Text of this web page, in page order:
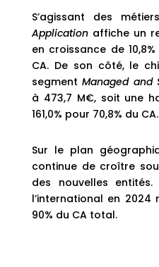
S’agissant des
Applicationaffiche un
en croissance de
CA. De son côté, le
segmentManaged and
à 473,7 M€, soit une
161,0% pour 70,8% du CA.
Sur le plan
continue de croître
des nouvelles
l’international en 2024
90% du CA total.